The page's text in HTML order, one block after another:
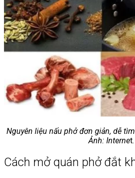
Chưa có sản phẩm trong
Giỏ hàng
Chưa có sản phẩm trong giỏ
Nguyên liệu nấu phở đơn giản, dễ
Ảnh: Internet.
Cách mở quán phở đắt